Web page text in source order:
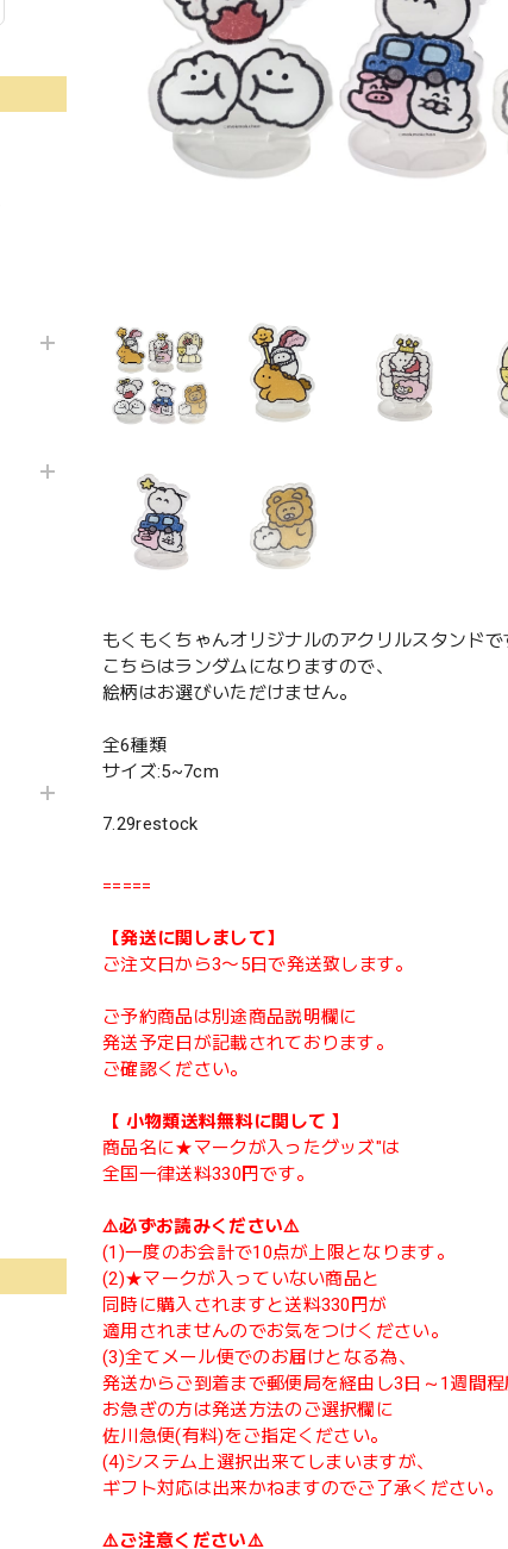
もくもくちゃんオリジナルのアクリルスタンドで
こちらはランダムになりますので、
絵柄はお選びいただけません。
全6種類
サイズ:5~7cm
7.29restock
=====
【発送に関しまして】
ご注文日から3〜5日で発送致します。
ご予約商品は別途商品説明欄に
発送予定日が記載されております。
ご確認ください。
【 小物類送料無料に関して 】
商品名に★マークが入ったグッズ"は
全国一律送料330円です。
⚠️必ずお読みください⚠️
(1)一度のお会計で10点が上限となります。
(2)★マークが入っていない商品と
同時に購入されますと送料330円が
適用されませんのでお気をつけください。
(3)全てメール便でのお届けとなる為、
発送からご到着まで郵便局を経由し3日～1週間程
お急ぎの方は発送方法のご選択欄に
佐川急便(有料)をご指定ください。
(4)システム上選択出来てしまいますが、
ギフト対応は出来かねますのでご了承ください。
⚠️ご注意ください⚠️